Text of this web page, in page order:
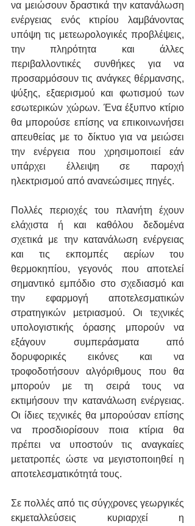
να μειώσουν δραστικά την κατανάλωση
ενέργειας ενός κτιρίου λαμβάνοντας
υπόψη τις μετεωρολογικές προβλέψεις,
την πληρότητα και άλλες
περιβαλλοντικές συνθήκες για να
προσαρμόσουν τις ανάγκες θέρμανσης,
ψύξης, εξαερισμού και φωτισμού των
εσωτερικών χώρων. Ένα έξυπνο κτίριο
θα μπορούσε επίσης να επικοινωνήσει
απευθείας με το δίκτυο για να μειώσει
την ενέργεια που χρησιμοποιεί εάν
υπάρχει έλλειψη σε παροχή
ηλεκτρισμού από ανανεώσιμες πηγές.
Πολλές περιοχές του πλανήτη έχουν
ελάχιστα ή και καθόλου δεδομένα
σχετικά με την κατανάλωση ενέργειας
και τις εκπομπές αερίων του
θερμοκηπίου, γεγονός που αποτελεί
σημαντικό εμπόδιο στο σχεδιασμό και
την εφαρμογή αποτελεσματικών
στρατηγικών μετριασμού. Οι τεχνικές
υπολογιστικής όρασης μπορούν να
εξάγουν συμπεράσματα από
δορυφορικές εικόνες και να
τροφοδοτήσουν αλγόριθμους που θα
μπορούν με τη σειρά τους να
εκτιμήσουν την κατανάλωση ενέργειας.
Οι ίδιες τεχνικές θα μπορούσαν επίσης
να προσδιορίσουν ποια κτίρια θα
πρέπει να υποστούν τις αναγκαίες
μετατροπές ώστε να μεγιστοποιηθεί η
αποτελεσματικότητά τους.
Σε πολλές από τις σύγχρονες γεωργικές
εκμεταλλεύσεις κυριαρχεί η